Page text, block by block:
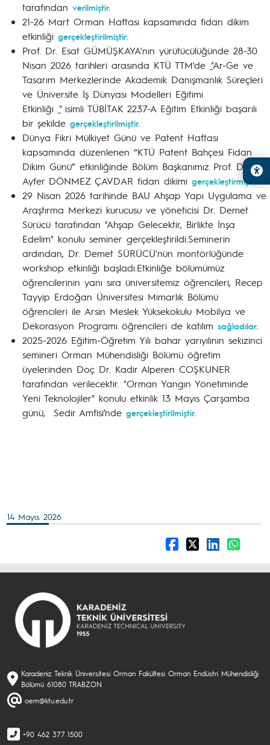
tarafından verilmiştir.
21-26 Mart Orman Haftası kapsamında fidan dikim
etkinliği gerçekleştirilmiştir
Prof. Dr. Esat GÜMÜŞKAYA'nın yürütücülüğünde 28-30
Nisan 2026 tarihleri arasında KTÜ TTM'de "Ar-Ge ve
Tasarım Merkezlerinde Akademik Danışmanlık Süreçleri
ve Üniversite İş Dünyası Modelleri Eğitimi
Etkinliği "isimli TÜBİTAK 2237-A Eğitim Etkinliği başarılı
bir şekilde gerçekleştirilmiştir.
Dünya Fikri Mülkiyet Günü ve Patent Haftası
kapsamında düzenlenen “KTÜ Patent Bahçesi Fidan
Dikim Günü” etkinliğinde Bölüm Başkanımız Prof. Dr.
Ayfer DÖNMEZ ÇAVDAR fidan dikimi gerçekleştirmiştir.
29 Nisan 2026 tarihinde BAU Ahşap Yapı Uygulama ve
Araştırma Merkezi kurucusu ve yöneticisi Dr. Demet
Sürücü tarafından "Ahşap Gelecektir, Birlikte İnşa
Edelim" konulu seminer gerçekleştirildi.Seminerin
ardından, Dr. Demet SÜRÜCÜ'nün montörlüğünde
workshop etkinliği başladı.Etkinliğe bölümümüz
öğrencilerinin yanı sıra üniversitemiz öğrencileri, Recep
Tayyip Erdoğan Üniversitesi Mimarlık Bölümü
öğrencileri ile Arsin Meslek Yüksekokulu Mobilya ve
Dekorasyon Programı öğrencileri de katılım sağladılar.
2025-2026 Eğitim-Öğretim Yılı bahar yarıyılının sekizinci
semineri Orman Mühendisliği Bölümü öğretim
üyelerinden Doç Dr. Kadir Alperen COŞKUNER
tarafından verilecektir. "Orman Yangın Yönetiminde
Yeni Teknolojiler" konulu etkinlik 13 Mayıs Çarşamba
günü, Sedir Amfisi’nde gerçekleştirilmiştir.
14 Mayıs 2026
Karadeniz Teknik Üniversitesi Orman Fakültesi Orman Endüstri Mühendisliği
Bölümü 61080 TRABZON
oem@ktu.edu.tr
+90 462 377 1500